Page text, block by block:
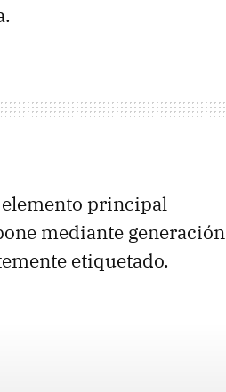
elemento principal
mediante generación
etiquetado.